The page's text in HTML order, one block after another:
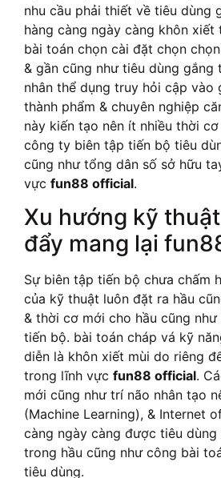
nhu cầu phải thiết về tiêu dùng
hàng càng ngày càng khôn xiết
bài toán chọn cài đặt chọn
& gần cũng như tiêu dùng gắng
nhân thể dụng truy hỏi cập vào
thành phẩm & chuyên nghiệp
này kiến tạo nên ít nhiều thời
công ty biên tập tiến bộ tiêu
cũng như tổng dân số sở hữu
vực fun88 official.
Xu hướng kỹ
đẩy mang lại
Sự biên tập tiến bộ chưa chấm
của kỹ thuật luôn đặt ra hầu
& thời cơ mới cho hầu cũng
tiến bộ. bài toán cháp vá kỹ
diễn là khôn xiết mùi do riêng
trong lĩnh vực fun88 official.
mới cũng như trí não nhân tạo
(Machine Learning), & Internet
càng ngày càng được tiêu
trong hầu cũng như công bài
tiêu dùng.